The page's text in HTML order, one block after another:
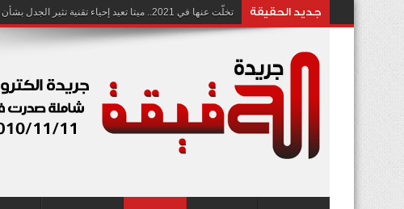
جديد الحقيقة تخلّت عنها في 2021.. ميتا تعيد إحياء تقنية تثير الجدل بشأن انتهاك الخصوصية